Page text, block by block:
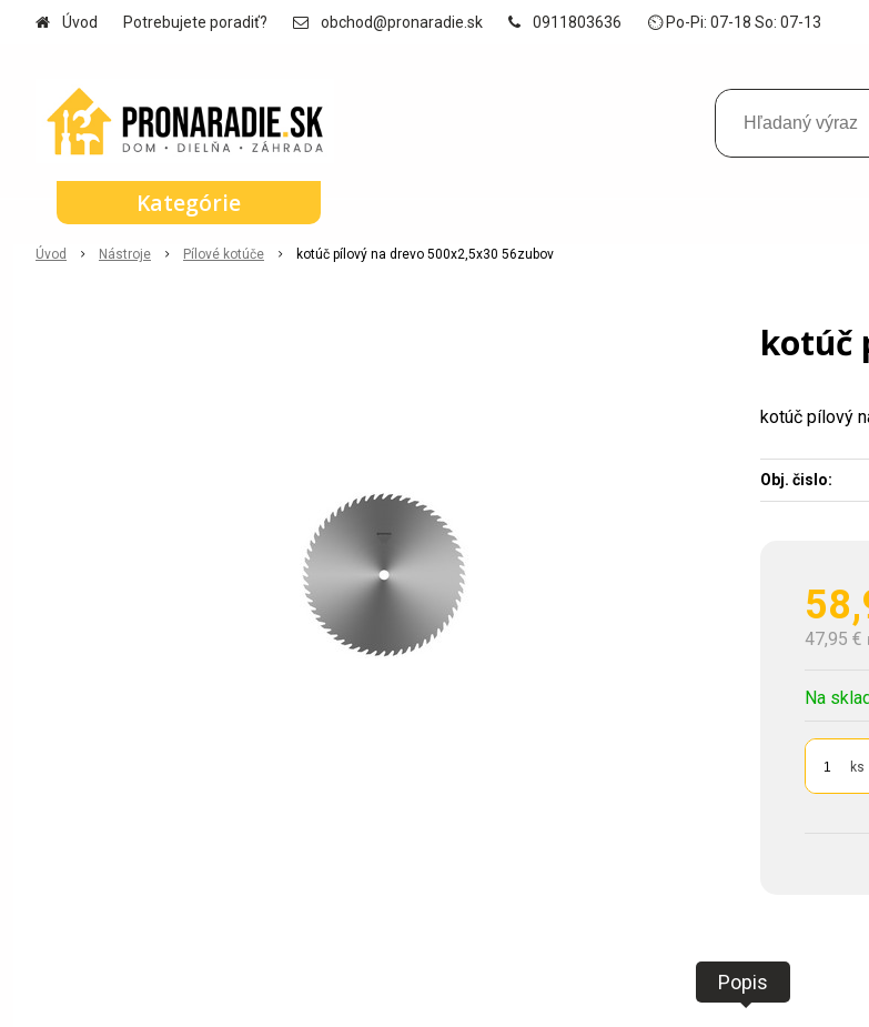
Úvod Potrebujete poradiť? obchod@pronaradie.sk 0911803636 ⏲ Po-Pi: 07-18 So: 07-13
Úvod Nástroje Pílové kotúče kotúč pílový na drevo 500x2,5x30 56zubov
kotúč
47,95 €
Na
ks
kotúč pílový
Obj. čislo:
Popis
Kategórie